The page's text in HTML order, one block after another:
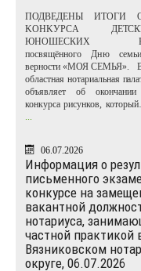
ПОДВЕДЕНЫ ИТОГИ
KOHKУPCA
ЮНОШЕСКИХ
посвящённого Дню
верности «МОЯ СЕМЬЯ».
областная нотариальная
объявляет об окончании
конкурса рисунков,
...
06.07.2026
Информация о
письменного
конкурсе на
вакантной
нотариуса,
частной практикой
Вязниковском
округе, 06.07.2026